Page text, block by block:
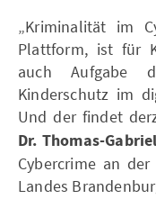
„Kriminalität im
Plattform, ist für
auch Aufgabe
Kinderschutz im
Und der findet
Dr. Thomas-
Cybercrime an
Landes